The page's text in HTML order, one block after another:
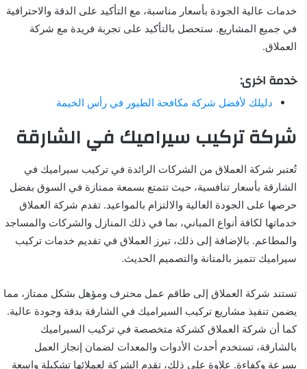
خدمات عالية الجودة بأسعار مناسبة، مع التأكيد على الدقة والاحترافية
في جميع المشاريع. ستحصل بالتأكيد على تجربة فريدة مع شركة
العملاق.
خدمة اخرى:
دليلك لأفضل شركة مكافحة الطيور في رأس الخيمة
شركة تركيب سيراميك في الشارقة
تُعتبر شركة العملاق من الشركات الرائدة في تركيب سيراميك في
الشارقة بأسعار تنافسية، حيث تتمتع بسمعة ممتازة في السوق بفضل
حرصها على الجودة العالية والالتزام بالمواعيد. تقدم شركة العملاق
خدماتها لكافة أنواع المباني، بما في ذلك المنازل والشركات والمساجد
والمطاعم. بالإضافة إلى ذلك، تبرز العملاق في تقديم خدمات تركيب
سيراميك تتميز بالمتانة والتصميم الحديث.
تستند شركة العملاق إلى طاقم عمل محترف ومؤهل بشكل ممتاز، مما
يضمن تنفيذ مشاريع تركيب السيراميك في الشارقة بدقة وجودة عالية.
كما أن شركة العملاق كشركة متخصصة في تركيب السيراميك
بالشارقة، تستخدم أحدث الأدوات والمعدات لضمان إنجاز العمل
بسرعة وكفاءة. علاوة على ذلك، تقدم الشركة لعملائها تشكيلة واسعة